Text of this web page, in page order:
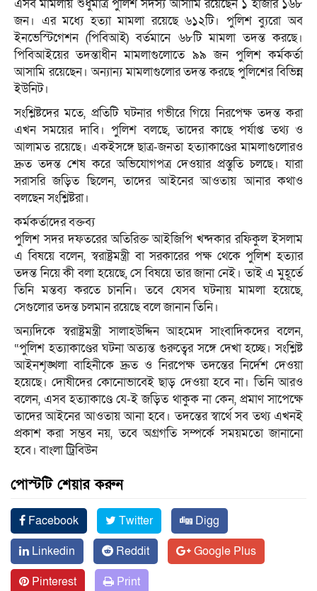
এসব মামলায় শুধুমাত্র পুলিশ সদস্য আসামি রয়েছেন ১ হাজার ১৬৮
জন। এর মধ্যে হত্যা মামলা রয়েছে ৬১২টি। পুলিশ ব্যুরো অব
ইনভেস্টিগেশন (পিবিআই) বর্তমানে ৬৮টি মামলা তদন্ত করছে।
পিবিআইয়ের তদন্তাধীন মামলাগুলোতে ৯৯ জন পুলিশ কর্মকর্তা
আসামি রয়েছেন। অন্যান্য মামলাগুলোর তদন্ত করছে পুলিশের বিভিন্ন
ইউনিট।
সংশ্লিষ্টদের মতে, প্রতিটি ঘটনার গভীরে গিয়ে নিরপেক্ষ তদন্ত করা
এখন সময়ের দাবি। পুলিশ বলছে, তাদের কাছে পর্যাপ্ত তথ্য ও
আলামত রয়েছে। একইসঙ্গে ছাত্র-জনতা হত্যাকাণ্ডের মামলাগুলোরও
দ্রুত তদন্ত শেষ করে অভিযোগপত্র দেওয়ার প্রস্তুতি চলছে। যারা
সরাসরি জড়িত ছিলেন, তাদের আইনের আওতায় আনার কথাও
বলছেন সংশ্লিষ্টরা।
কর্মকর্তাদের বক্তব্য
পুলিশ সদর দফতরের অতিরিক্ত আইজিপি খন্দকার রফিকুল ইসলাম
এ বিষয়ে বলেন, স্বরাষ্ট্রমন্ত্রী বা সরকারের পক্ষ থেকে পুলিশ হত্যার
তদন্ত নিয়ে কী বলা হয়েছে, সে বিষয়ে তার জানা নেই। তাই এ মুহূর্তে
তিনি মন্তব্য করতে চাননি। তবে যেসব ঘটনায় মামলা হয়েছে,
সেগুলোর তদন্ত চলমান রয়েছে বলে জানান তিনি।
অন্যদিকে স্বরাষ্ট্রমন্ত্রী সালাহউদ্দিন আহমেদ সাংবাদিকদের বলেন,
“পুলিশ হত্যাকাণ্ডের ঘটনা অত্যন্ত গুরুত্বের সঙ্গে দেখা হচ্ছে। সংশ্লিষ্ট
আইনশৃঙ্খলা বাহিনীকে দ্রুত ও নিরপেক্ষ তদন্তের নির্দেশ দেওয়া
হয়েছে। দোষীদের কোনোভাবেই ছাড় দেওয়া হবে না। তিনি আরও
বলেন, এসব হত্যাকাণ্ডে যে-ই জড়িত থাকুক না কেন, প্রমাণ সাপেক্ষে
তাদের আইনের আওতায় আনা হবে। তদন্তের স্বার্থে সব তথ্য এখনই
প্রকাশ করা সম্ভব নয়, তবে অগ্রগতি সম্পর্কে সময়মতো জানানো
হবে। বাংলা ট্রিবিউন
পোস্টটি শেয়ার করুন
Facebook Twitter
Digg
Linkedin
Reddit
Google Plus
Pinterest
Print